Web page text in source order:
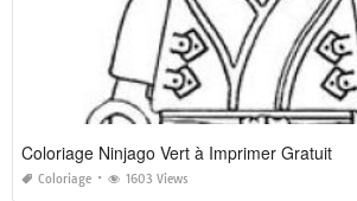
Coloriage Ninjago Vert à Imprimer Gratuit
Coloriage 1603 Views